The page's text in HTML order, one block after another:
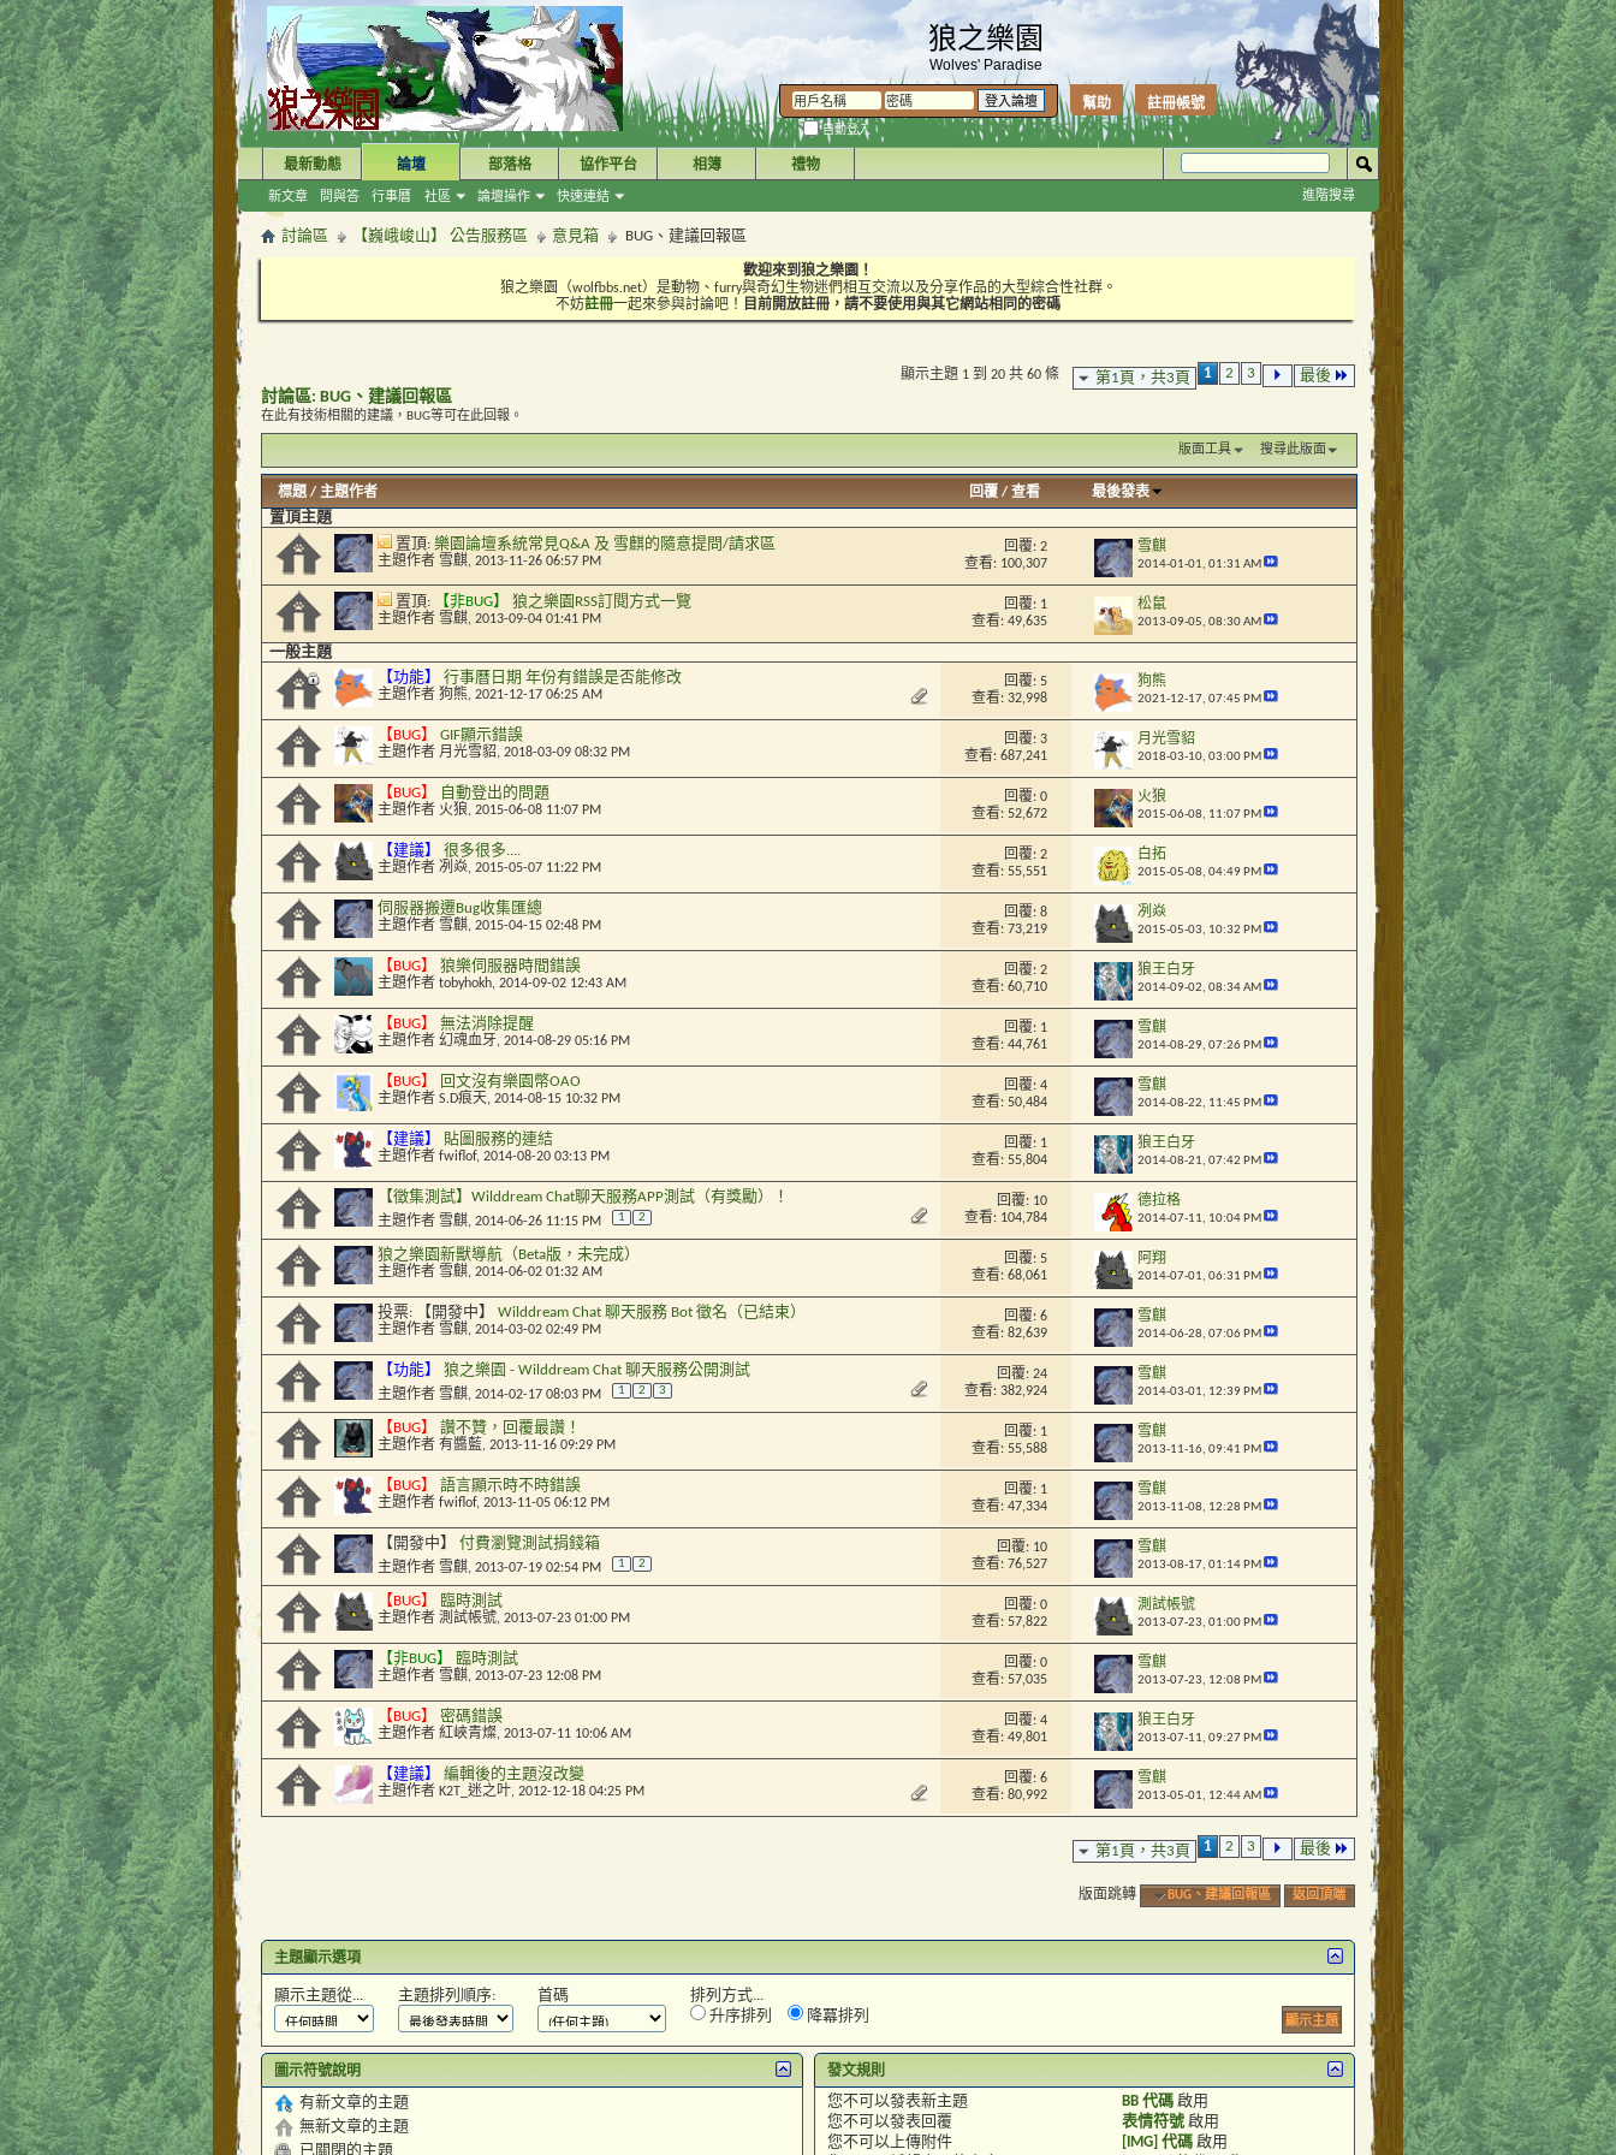
狼之樂園
Wolves' Paradise
註冊帳號
幫助
自動登入
最新動態 論壇
新文章 問與答 行事曆 社區 論壇操作 快速連結
部落格 協作平台 相簿 禮物
進階搜尋
討論區 【巍峨峻山】 公告服務區 意見箱 BUG、建議回報區
歡迎來到狼之樂園！
狼之樂園（wolfbbs.net）是動物、furry與奇幻生物迷們相互交流以及分享作品的大型綜合性社群。
不妨註冊一起來參與討論吧！ 目前開放註冊，請不要使用與其它網站相同的密碼
第1頁，共3頁 1 2 3 最後
顯示主題 1 到 20 共 60 條
討論區: BUG、建議回報區
在此有技術相關的建議，BUG等可在此回報。
版面工具 搜尋此版面
標題 / 主題作者 回覆 /查看 最後發表
置頂主題
置頂: 樂園論壇系統常見Q&A 及 雪麒的隨意提問/請求區
主題作者 雪麒, 2013-11-26 06:57 PM
回覆:2
查看: 100,307
雪麒
2014-01-01, 01:31 AM
置頂: 【非BUG】 狼之樂園RSS訂閱方式一覽
主題作者 雪麒, 2013-09-04 01:41 PM
回覆: 1
查看: 49,635
松鼠
2013-09-05, 08:30 AM
一般主題
【功能】
行事曆日期 年份有錯誤是否能修改
主題作者 狗熊, 2021-12-17 06:25 AM
回覆:5
查看: 32,998
狗熊
2021-12-17, 07:45 PM
【BUG】 GIF顯示錯誤
主題作者 月光雪貂, 2018-03-09 08:32 PM
回覆:3
查看: 687,241
月光雪貂
2018-03-10, 03:00 PM
【BUG】 自動登出的問題
主題作者 火狼, 2015-06-08 11:07 PM
回覆:0
查看: 52,672
火狼
2015-06-08, 11:07 PM
【建議】 很多很多....
主題作者 冽焱, 2015-05-07 11:22 PM
回覆:2
查看: 55,551
白拓
2015-05-08, 04:49 PM
伺服器搬遷Bug收集匯總
主題作者 雪麒, 2015-04-15 02:48 PM
回覆:8
查看: 73,219
冽焱
2015-05-03, 10:32 PM
【BUG】 狼樂伺服器時間錯誤
主題作者 tobyhokh, 2014-09-02 12:43 AM
回覆:2
查看: 60,710
狼王白牙
2014-09-02, 08:34 AM
【BUG】 無法消除提醒
主題作者 幻魂血牙, 2014-08-29 05:16 PM
回覆: 1
查看: 44,761
雪麒
2014-08-29, 07:26 PM
【BUG】 回文沒有樂園幣OAO
主題作者 S.D痕天, 2014-08-15 10:32 PM
回覆:4
查看: 50,484
雪麒
2014-08-22, 11:45 PM
【建議】 貼圖服務的連結
主題作者 fwiflof, 2014-08-20 03:13 PM
回覆: 1
查看: 55,804
狼王白牙
2014-08-21, 07:42 PM
【徵集測試】Wilddream Chat聊天服務APP測試（有獎勵）！
主題作者 雪麒, 2014-06-26 11:15 PM 1 2
回覆: 10
查看: 104,784
德拉格
2014-07-11, 10:04 PM
狼之樂園新獸導航（Beta版，未完成）
主題作者 雪麒, 2014-06-02 01:32 AM
回覆:5
查看: 68,061
阿翔
2014-07-01, 06:31 PM
投票: 【開發中】 Wilddream Chat 聊天服務 Bot 徵名（已結束）
主題作者 雪麒, 2014-03-02 02:49 PM
回覆:6
查看: 82,639
雪麒
2014-06-28, 07:06 PM
【功能】 狼之樂園 - Wilddream Chat 聊天服務公開測試
主題作者 雪麒, 2014-02-17 08:03 PM 1 2 3
回覆:24
查看: 382,924
雪麒
2014-03-01, 12:39 PM
【BUG】 讚不贊，回覆最讚！
主題作者 有醬藍, 2013-11-16 09:29 PM
回覆: 1
查看: 55,588
雪麒
2013-11-16, 09:41 PM
【BUG】 語言顯示時不時錯誤
主題作者 fwiflof, 2013-11-05 06:12 PM
回覆: 1
查看: 47,334
雪麒
2013-11-08, 12:28 PM
【開發中】 付費瀏覽測試捐錢箱
主題作者 雪麒, 2013-07-19 02:54 PM 1 2
回覆: 10
查看: 76,527
雪麒
2013-08-17, 01:14 PM
【BUG】 臨時測試
主題作者 測試帳號, 2013-07-23 01:00 PM
回覆:0
查看: 57,822
測試帳號
2013-07-23, 01:00 PM
【非BUG】 臨時測試
主題作者 雪麒, 2013-07-23 12:08 PM
回覆:0
查看: 57,035
雪麒
2013-07-23, 12:08 PM
【BUG】 密碼錯誤
主題作者 紅峽青燦, 2013-07-11 10:06 AM
回覆:4
查看: 49,801
狼王白牙
2013-07-11, 09:27 PM
【建議】 編輯後的主題沒改變
主題作者 K2T_迷之叶, 2012-12-18 04:25 PM
回覆:6
查看: 80,992
雪麒
2013-05-01, 12:44 AM
第1頁，共3頁 1 2 3 最後
版面跳轉 BUG、建議回報區 返回頂端
主題顯示選項
顯示主題從... 主題排列順序: 首碼
排列方式...
升序排列
降冪排列
圖示符號說明
有新文章的主題
無新文章的主題
已關閉的主題
發文規則
您不可以發表新主題
您不可以發表回覆
您不可以 上傳附件
BB 代碼 啟用
表情符號 啟用
[IMG] 代碼 啟用